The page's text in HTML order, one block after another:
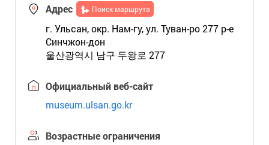
Адрес Поиск маршрута
г. Ульсан, окр. Нам-гу, ул. Туван-ро 277 р-е
Синчжон-дон
울산광역시 남구 두왕로 277
Официальный веб-сайт
museum.ulsan.go.kr
Возрастные ограничения